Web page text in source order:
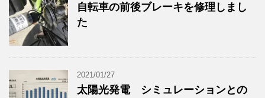
自転車の前後ブレーキを修理しまし
た
2021/01/27
太陽光発電 シミュレーションとの